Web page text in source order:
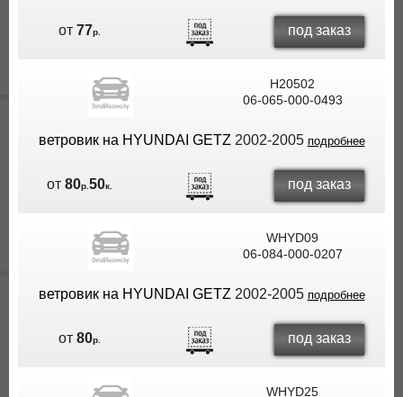
от77р. под заказ
H20502
06-065-000-0493
ветровик на HYUNDAI GETZ 2002-2005 подробнее
от80р.50к. под заказ
WHYD09
06-084-000-0207
ветровик на HYUNDAI GETZ 2002-2005 подробнее
от80р. под заказ
WHYD25